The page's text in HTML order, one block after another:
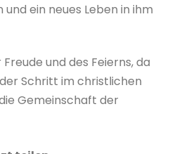
ein neues Leben in ihm
und des Feierns, da
Schritt im christlichen
Gemeinschaft der